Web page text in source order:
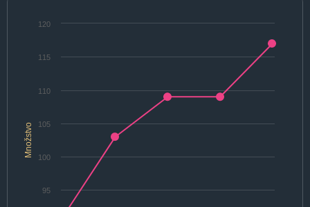
Množstvo
95
100
105
110
115
120